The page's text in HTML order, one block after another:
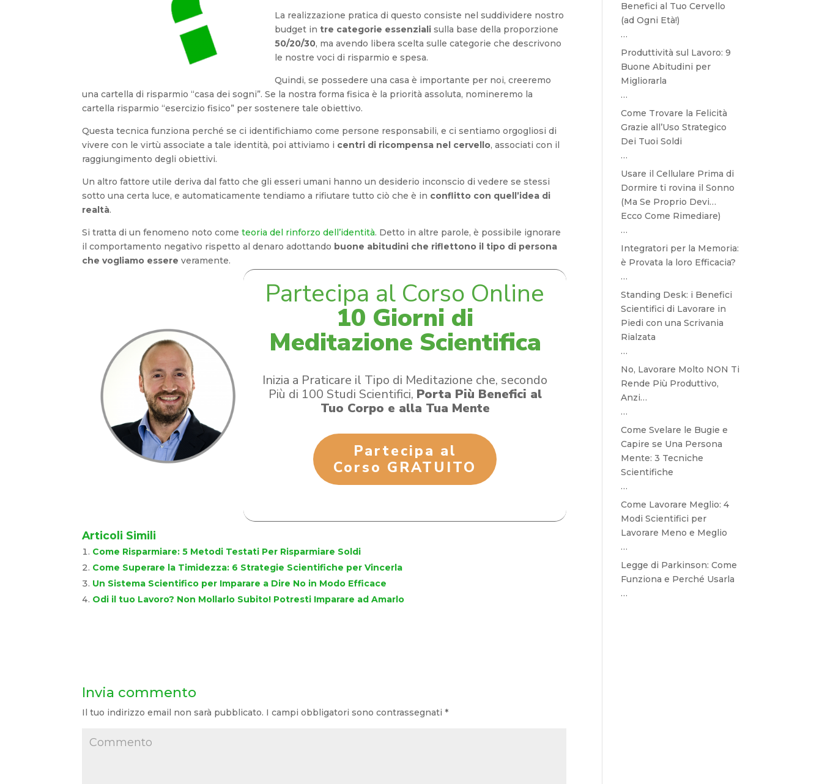
La realizzazione pratica di questo consiste nel suddividere nostro
budget intre categorie essenziali sulla base della proporzione
50/20/30, ma avendo libera scelta sulle categorie che descrivono
le nostre voci di risparmio e spesa.
Quindi, se possedere una casa è importante per noi, creeremo
una cartella di risparmio “casa dei sogni”. Se la nostra forma fisica è la priorità assoluta, nomineremo la
cartella risparmio “esercizio fisico” per sostenere tale obiettivo.
Questa tecnica funziona perché se ci identifichiamo come persone responsabili, e ci sentiamo orgogliosi di
vivere con le virtù associate a tale identità, poi attiviamo i centri di ricompensa nel cervello, associati con il
raggiungimento degli obiettivi.
Un altro fattore utile deriva dal fatto che gli esseri umani hanno un desiderio inconscio di vedere se stessi
sotto una certa luce, e automaticamente tendiamo a rifiutare tutto ciò che è in conflitto con quell’idea di
realtà.
Si tratta di un fenomeno noto cometeoria del rinforzo dell’identità. Detto in altre parole, è possibile ignorare
il comportamento negativo rispetto al denaro adottando buone abitudini che riflettono il tipo di persona
che vogliamo essere veramente.
​Partecipa al Corso Online
10 Giorni di
Meditazione Scientifica
Inizia a Praticare il Tipo di Meditazione che, secondo
Più di 100 Studi Scientifici, Porta Più Benefici al
Tuo Corpo e alla Tua Mente
Partecipa al
Corso GRATUITO
Articoli Simili
Come Risparmiare: 5 Metodi Testati Per Risparmiare Soldi
Come Superare la Timidezza: 6 Strategie Scientifiche per Vincerla
Un Sistema Scientifico per Imparare a Dire No in Modo Efficace
Odi il tuo Lavoro? Non Mollarlo Subito! Potresti Imparare ad Amarlo
Invia commento
Il tuo indirizzo email non sarà pubblicato. I campi obbligatori sono contrassegnati*
Benefici al Tuo Cervello
(ad Ogni Età!)
…
Produttività sul Lavoro: 9
Buone Abitudini per
Migliorarla
…
Come Trovare la Felicità
Grazie all’Uso Strategico
Dei Tuoi Soldi
…
Usare il Cellulare Prima di
Dormire ti rovina il Sonno
(Ma Se Proprio Devi…
Ecco Come Rimediare)
…
Integratori per la Memoria:
è Provata la loro Efficacia?
…
Standing Desk: i Benefici
Scientifici di Lavorare in
Piedi con una Scrivania
Rialzata
…
No, Lavorare Molto NON Ti
Rende Più Produttivo,
Anzi…
…
Come Svelare le Bugie e
Capire se Una Persona
Mente: 3 Tecniche
Scientifiche
…
Come Lavorare Meglio: 4
Modi Scientifici per
Lavorare Meno e Meglio
…
Legge di Parkinson: Come
Funziona e Perché Usarla
…